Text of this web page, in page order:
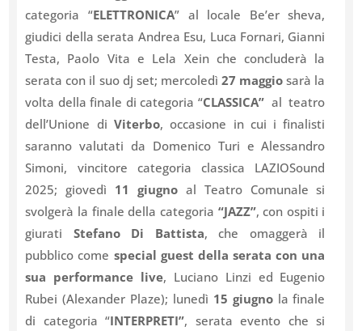
categoria “ELETTRONICA” al locale Be’er sheva,
giudici della serata Andrea Esu, Luca Fornari, Gianni
Testa, Paolo Vita e Lela Xein che concluderà la
serata con il suo dj set; mercoledì27 maggio sarà la
volta della finale di categoria “CLASSICA”al teatro
dell’Unione di Viterbo, occasione in cui i finalisti
saranno valutati da Domenico Turi e Alessandro
Simoni, vincitore categoria classica LAZIOSound
2025; giovedì 11 giugnoal Teatro Comunale si
svolgerà la finale della categoria “JAZZ”, con ospiti i
giurati Stefano Di Battista, che omaggerà il
pubblico come special guest della serata con una
sua performance live, Luciano Linzi ed Eugenio
Rubei (Alexander Plaze); lunedì 15 giugnola finale
di categoria “INTERPRETI”, serata evento che si